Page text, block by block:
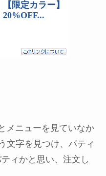
メニューを見ていなか
文字を見つけ、パティ
ィかと思い、注文し